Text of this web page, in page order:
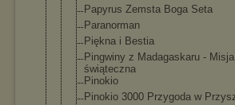
Papyrus Zemsta Boga Seta
Paranorman
Piękna i Bestia
Pingwiny z Madagaskaru - Misja
świąteczna
Pinokio
Pinokio 3000 Przygoda w